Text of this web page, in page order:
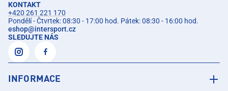
KONTAKT
+420 261 221 170
Pondělí - Čtvrtek: 08:30 - 17:00 hod. Pátek: 08:30 - 16:00 hod.
eshop@intersport.cz
SLEDUJTE NÁS
INFORMACE